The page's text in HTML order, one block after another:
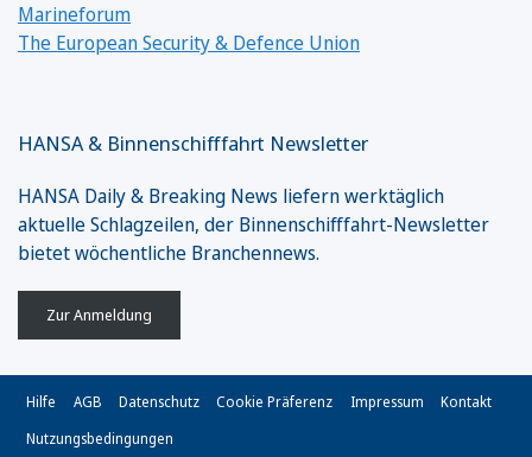
Marineforum
The European Security & Defence Union
HANSA & Binnenschifffahrt Newsletter
HANSA Daily & Breaking News liefern werktäglich
aktuelle Schlagzeilen, der Binnenschifffahrt-Newsletter
bietet wöchentliche Branchennews.
Zur Anmeldung
Hilfe AGB Datenschutz Cookie Präferenz Impressum
Kontakt
Nutzungsbedingungen